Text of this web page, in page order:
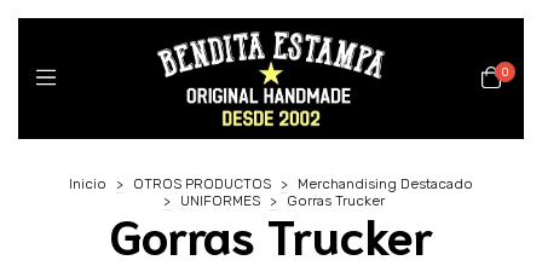
0
Inicio > OTROS PRODUCTOS >
Merchandising Destacado
>
UNIFORMES > Gorras Trucker
Gorras Trucker